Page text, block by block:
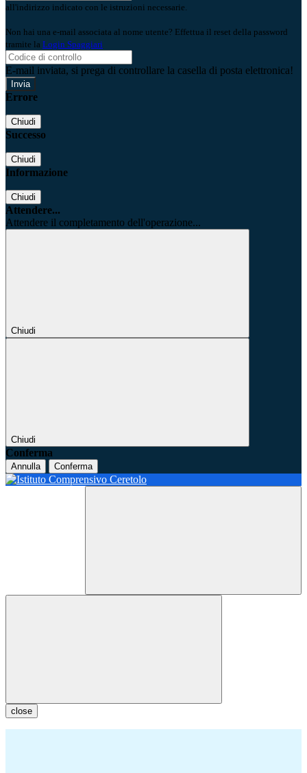
all'indirizzo indicato con le istruzioni necessarie.
Non hai una e-mail associata al nome utente? Effettua il reset della password
tramite la Login Spaggiari
E-mail inviata, si prega di controllare la casella di posta elettronica!
Errore
Chiudi
Successo
Chiudi
Informazione
Chiudi
Attendere...
Attendere il completamento dell'operazione...
Chiudi
Chiudi
Conferma
Annulla Conferma
close